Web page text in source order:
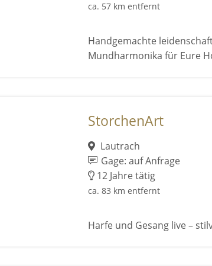
ca. 57 km entfernt
Handgemachte
Mundharmonika für Eure
StorchenArt
Lautrach
Gage: auf Anfrage
12 Jahre tätig
ca. 83 km entfernt
Harfe und Gesang live –